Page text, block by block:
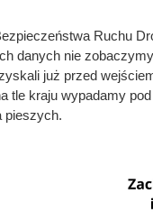
Ruchu
danych nie
już przed
tle kraju wypadamy
pieszych.